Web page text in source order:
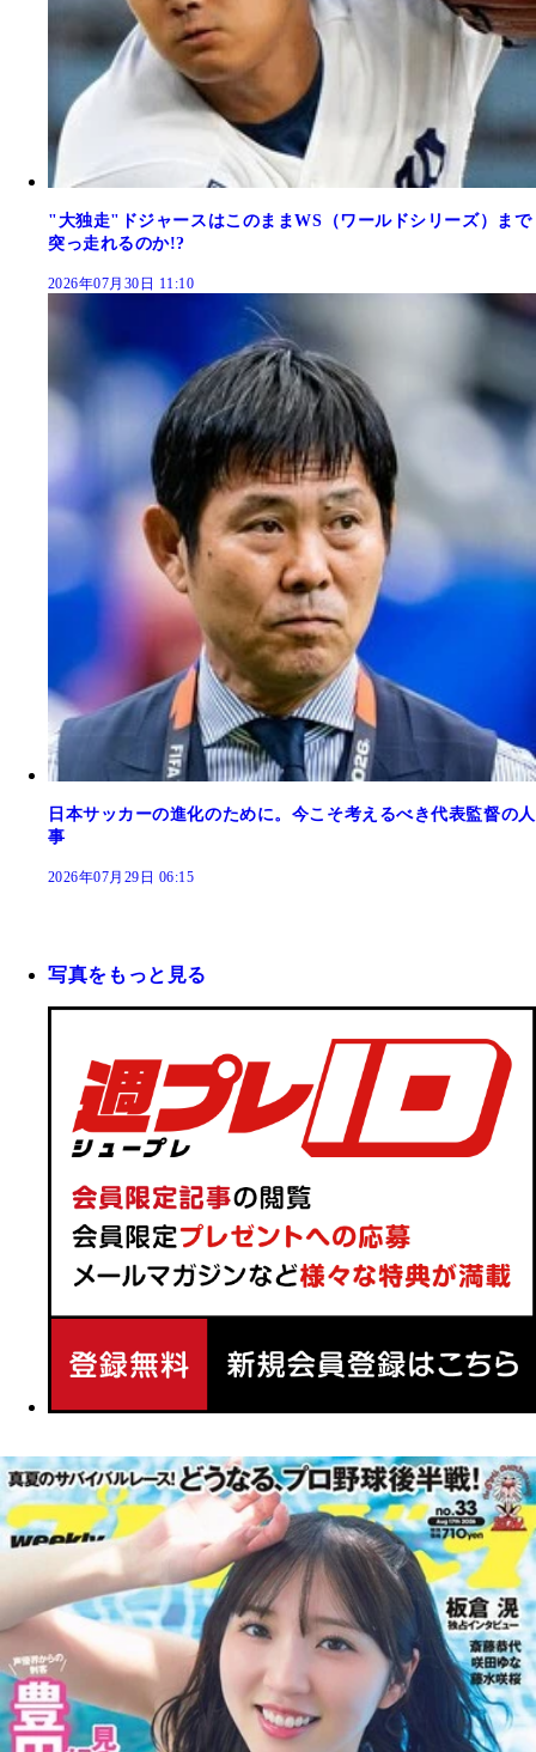
"大独走"ドジャースはこのままWS（ワールドシリーズ）まで
突っ走れるのか!?
2026年07月30日 11:10
日本サッカーの進化のために。今こそ考えるべき代表監督の人
事
2026年07月29日 06:15
写真をもっと見る